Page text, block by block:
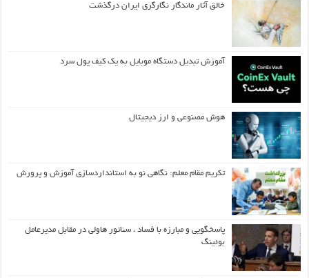
خالق آثار ماندگار نگارگری ایران درگذشت
آموزش تبدیل دستگاه موبایل به یک کیف‌ پول سرد
هوش مصنوعی و ارز دیجیتال
تکریم مقام معلم: نگاهی نو به استانداردسازی آموزش و پرورش
پاسخگویی و مبارزه با فساد ، سناتور هاولی در مقابل مدیرعامل
بوئینگ